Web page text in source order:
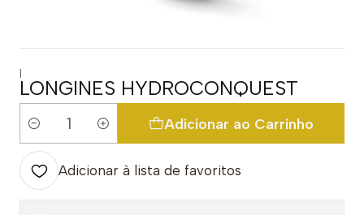
|
LONGINES HYDROCONQUEST
Quantidade
Adicionar ao Carrinho
Adicionar à lista de favoritos